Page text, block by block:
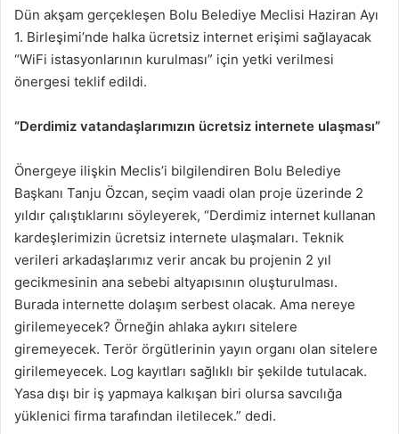
Dün akşam gerçekleşen Bolu Belediye Meclisi Haziran Ayı
1. Birleşimi’nde halka ücretsiz internet erişimi sağlayacak
“WiFi istasyonlarının kurulması” için yetki verilmesi
önergesi teklif edildi.
“Derdimiz vatandaşlarımızın ücretsiz internete ulaşması”
Önergeye ilişkin Meclis’i bilgilendiren Bolu Belediye
Başkanı Tanju Özcan, seçim vaadi olan proje üzerinde 2
yıldır çalıştıklarını söyleyerek, “Derdimiz internet kullanan
kardeşlerimizin ücretsiz internete ulaşmaları. Teknik
verileri arkadaşlarımız verir ancak bu projenin 2 yıl
gecikmesinin ana sebebi altyapısının oluşturulması.
Burada internette dolaşım serbest olacak. Ama nereye
girilemeyecek? Örneğin ahlaka aykırı sitelere
giremeyecek. Terör örgütlerinin yayın organı olan sitelere
girilemeyecek. Log kayıtları sağlıklı bir şekilde tutulacak.
Yasa dışı bir iş yapmaya kalkışan biri olursa savcılığa
yüklenici firma tarafından iletilecek.” dedi.